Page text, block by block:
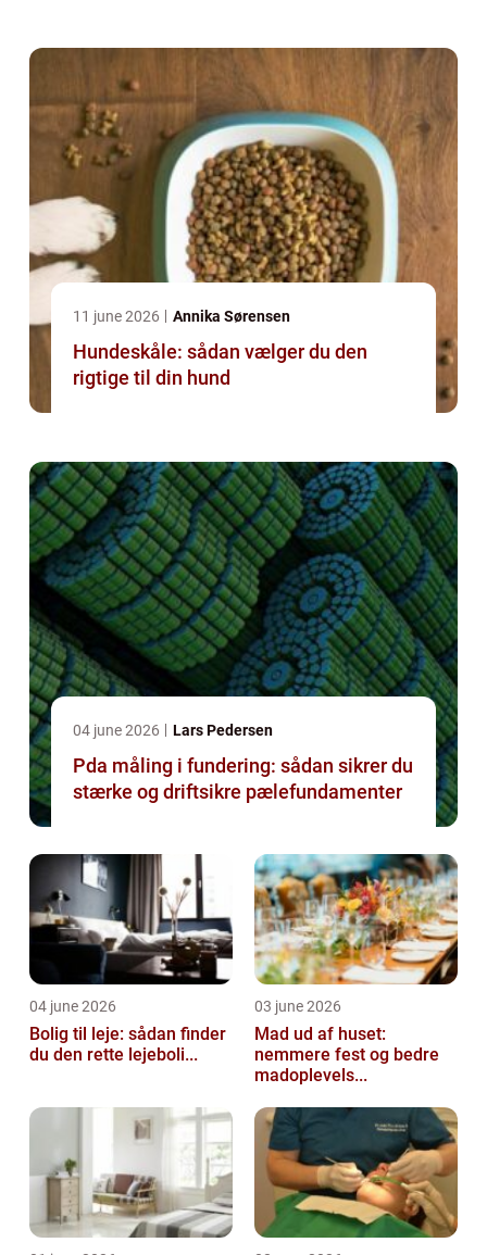
11 june 2026 Annika Sørensen
Hundeskåle: sådan vælger du den
rigtige til din hund
04 june 2026 Lars Pedersen
Pda måling i fundering: sådan sikrer du
stærke og driftsikre pælefundamenter
04 june 2026
Bolig til leje: sådan finder
du den rette lejeboli...
03 june 2026
Mad ud af huset:
nemmere fest og bedre
madoplevels...